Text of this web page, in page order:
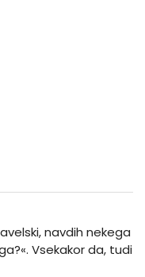
navdih nekega
Vsekakor da, tudi